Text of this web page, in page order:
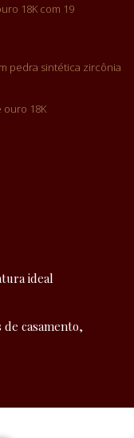
18K com 19
pedra sintética zircônia
ouro 18K
ideal
de casamento,